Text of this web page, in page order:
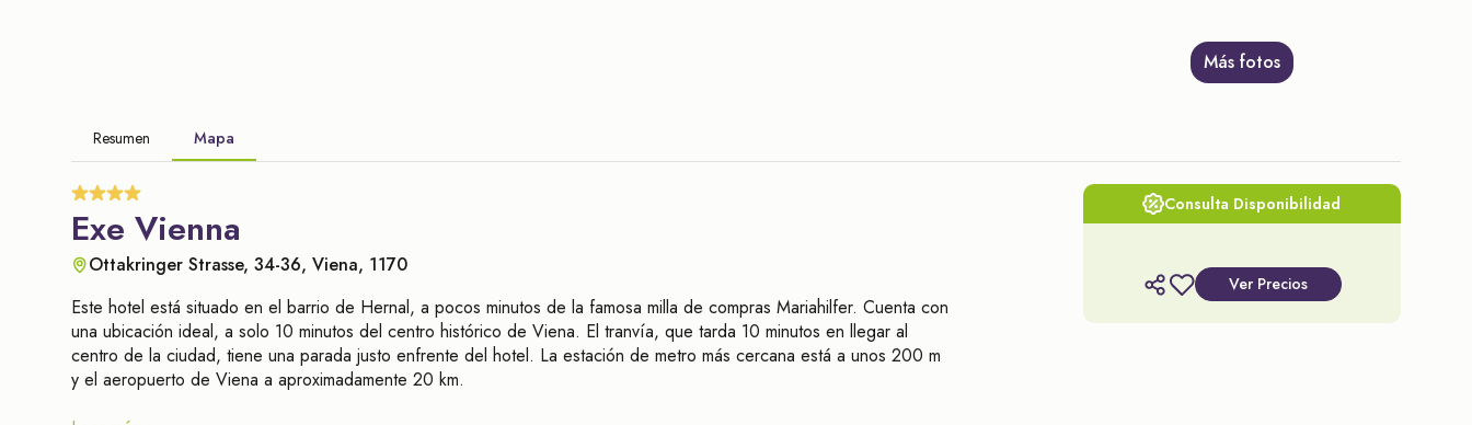
Más fotos
Resumen Mapa
Exe Vienna
Ottakringer Strasse, 34-36, Viena, 1170
Este hotel está situado en el barrio de Hernal, a pocos minutos de la famosa milla de compras Mariahilfer. Cuenta con
una ubicación ideal, a solo 10 minutos del centro histórico de Viena. El tranvía, que tarda 10 minutos en llegar al
centro de la ciudad, tiene una parada justo enfrente del hotel. La estación de metro más cercana está a unos 200 m
y el aeropuerto de Viena a aproximadamente 20 km.
Consulta Disponibilidad
Ver Precios